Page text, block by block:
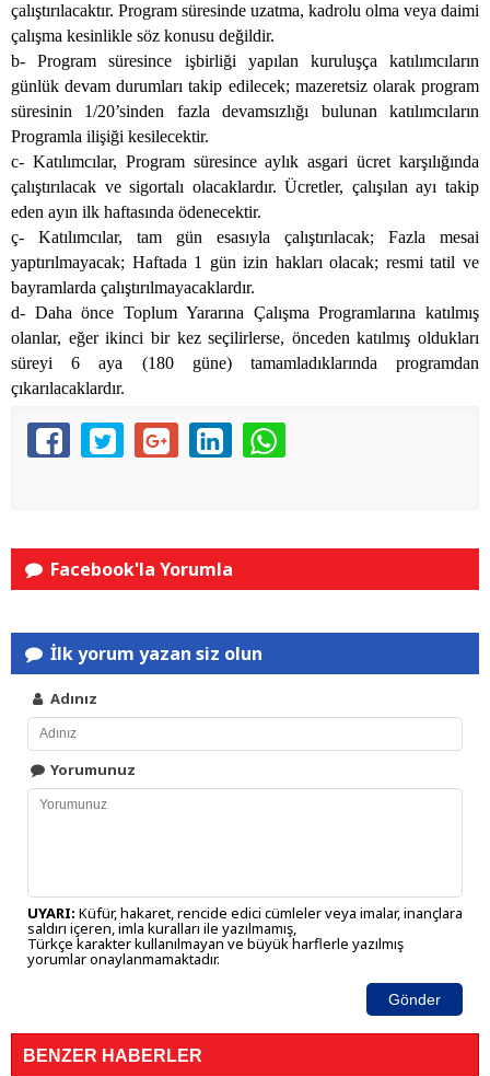
çalıştırılacaktır. Program süresinde uzatma, kadrolu olma veya daimi
çalışma kesinlikle söz konusu değildir.
b- Program süresince işbirliği yapılan kuruluşça katılımcıların
günlük devam durumları takip edilecek; mazeretsiz olarak program
süresinin 1/20’sinden fazla devamsızlığı bulunan katılımcıların
Programla ilişiği kesilecektir.
c- Katılımcılar, Program süresince aylık asgari ücret karşılığında
çalıştırılacak ve sigortalı olacaklardır. Ücretler, çalışılan ayı takip
eden ayın ilk haftasında ödenecektir.
ç- Katılımcılar, tam gün esasıyla çalıştırılacak; Fazla mesai
yaptırılmayacak; Haftada 1 gün izin hakları olacak; resmi tatil ve
bayramlarda çalıştırılmayacaklardır.
d- Daha önce Toplum Yararına Çalışma Programlarına katılmış
olanlar, eğer ikinci bir kez seçilirlerse, önceden katılmış oldukları
süreyi 6 aya (180 güne) tamamladıklarında programdan
çıkarılacaklardır.
Facebook'la Yorumla
İlk yorum yazan siz olun
Adınız
Yorumunuz
UYARI: Küfür, hakaret, rencide edici cümleler veya imalar, inançlara
saldırı içeren, imla kuralları ile yazılmamış,
Türkçe karakter kullanılmayan ve büyük harflerle yazılmış
yorumlar onaylanmamaktadır.
Gönder
BENZER HABERLER